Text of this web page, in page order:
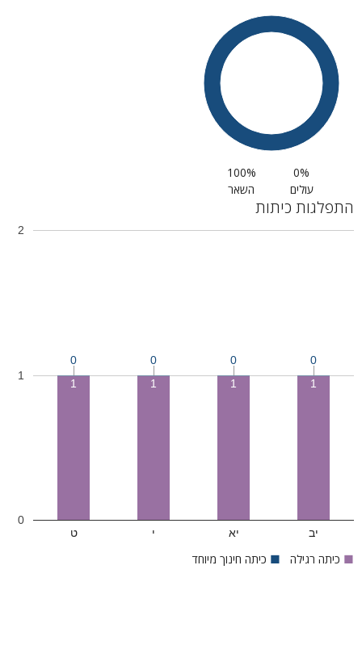
0%
עולים
100%
השאר
התפלגות כיתות
ט י יא יב
0
1
2
1 1 1 1
0 0 0 0
■ כיתה רגילה ■ כיתה חינוך מיוחד